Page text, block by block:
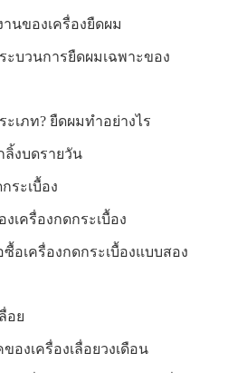
นของเครื่องยืดผม
ะบวนการยืดผมเฉพาะของ
เภท? ยืดผมทำอย่างไร
ลิ้งบดรายวัน
ระเบื้อง
เครื่องกดกระเบื้อง
อเครื่องกดกระเบื้องแบบสอง
อย
งเครื่องเลื่อยวงเดือน